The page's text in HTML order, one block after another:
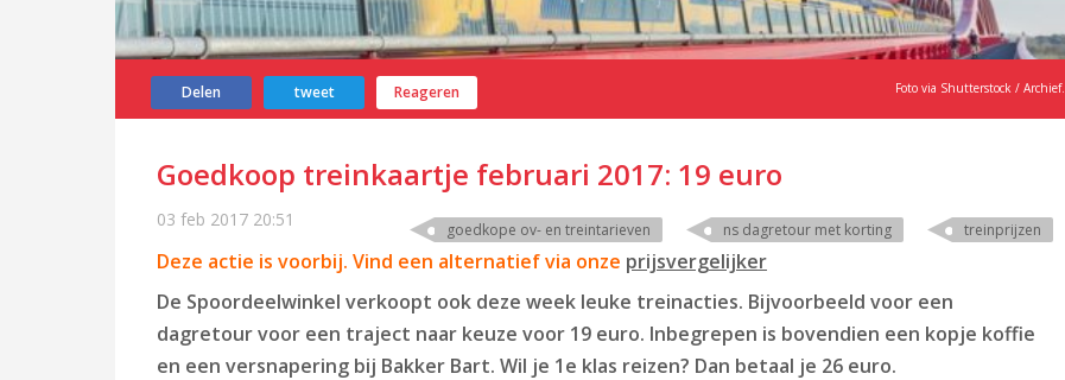
Delen tweet Reageren Foto via Shutterstock / Archief.
Goedkoop treinkaartje februari 2017: 19 euro
03 feb 2017 20:51 goedkope ov- en treintarieven ns dagretour met korting treinprijzen
Deze actie is voorbij. Vind een alternatief via onze prijsvergelijker
De Spoordeelwinkel verkoopt ook deze week leuke treinacties. Bijvoorbeeld voor een
dagretour voor een traject naar keuze voor 19 euro. Inbegrepen is bovendien een kopje koffie
en een versnapering bij Bakker Bart. Wil je 1e klas reizen? Dan betaal je 26 euro.